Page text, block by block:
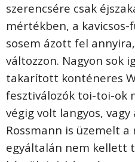
szerencsére csak
mértékben, a
sosem ázott fel
változzon. Nagyon sok
takarított konténeres
fesztiválozók toi-toi-ok
végig volt langyos,
Rossmann is üzemelt
egyáltalán nem kellett